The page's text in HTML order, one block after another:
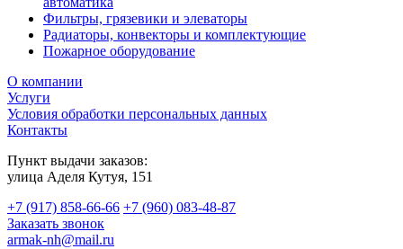
Фильтры, грязевики и элеваторы
Радиаторы, конвекторы и комплектующие
Пожарное оборудование
О компании
Услуги
Условия обработки персональных данных
Контакты
Пункт выдачи заказов:
​улица Аделя Кутуя, 151
+7 (917) 858-66-66 +7 (960) 083-48-87
Заказать звонок
armak-nh@mail.ru